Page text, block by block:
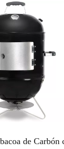
de Carbón